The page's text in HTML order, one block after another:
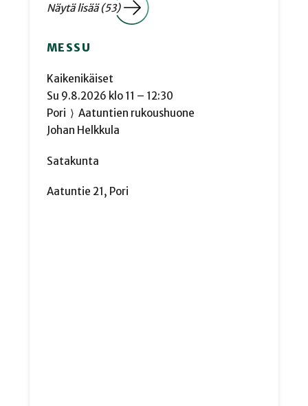
Näytä lisää (53)
MESSU
Kaikenikäiset
Su 9.8.2026 klo 11 – 12:30
Pori ⟩ Aatuntien rukoushuone
Johan Helkkula
Satakunta
Aatuntie 21, Pori